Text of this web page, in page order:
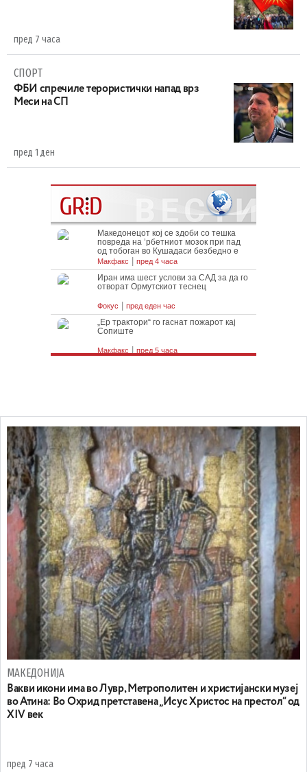
пред 7 часа
СПОРТ
ФБИ спречиле терористички напад врз
Меси на СП
пред 1 ден
МАКЕДОНИЈА
Вакви икони има во Лувр, Метрополитен и христијански музеј
во Атина: Во Охрид претставена „Исус Христос на престол“ од
XIV век
пред 7 часа